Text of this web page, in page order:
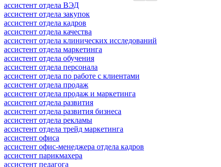
ассистент отдела ВЭД
ассистент отдела закупок
ассистент отдела кадров
ассистент отдела качества
ассистент отдела клинических исследований
ассистент отдела маркетинга
ассистент отдела обучения
ассистент отдела персонала
ассистент отдела по работе с клиентами
ассистент отдела продаж
ассистент отдела продаж и маркетинга
ассистент отдела развития
ассистент отдела развития бизнеса
ассистент отдела рекламы
ассистент отдела трейд маркетинга
ассистент офиса
ассистент офис-менеджера отдела кадров
ассистент парикмахера
ассистент педагога